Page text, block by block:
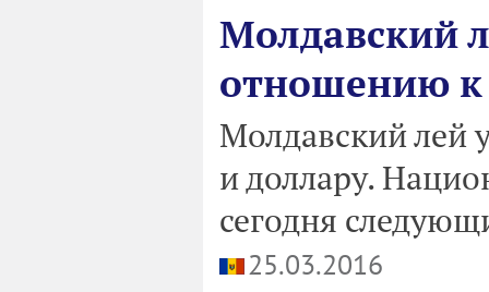
Молдавский
отношению к
Молдавский лей
и доллару.
сегодня
25.03.2016